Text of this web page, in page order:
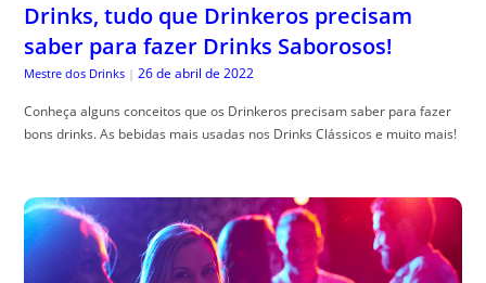
Drinks, tudo que Drinkeros precisam
saber para fazer Drinks Saborosos!
Mestre dos Drinks | 26 de abril de 2022
Conheça alguns conceitos que os Drinkeros precisam saber para fazer
bons drinks. As bebidas mais usadas nos Drinks Clássicos e muito mais!